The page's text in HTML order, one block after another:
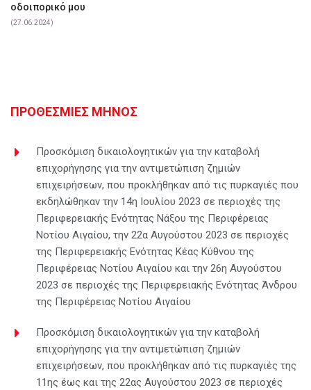
οδοιπορικό μου
(27.06.2024)
ΠΡΟΘΕΣΜΙΕΣ ΜΗΝΟΣ
Προσκόμιση δικαιολογητικών για την καταβολή
επιχορήγησης για την αντιμετώπιση ζημιών
επιχειρήσεων, που προκλήθηκαν από τις πυρκαγιές που
εκδηλώθηκαν την 14η Ιουλίου 2023 σε περιοχές της
Περιφερειακής Ενότητας Νάξου της Περιφέρειας
Νοτίου Αιγαίου, την 22α Αυγούστου 2023 σε περιοχές
της Περιφερειακής Ενότητας Κέας Κύθνου της
Περιφέρειας Νοτίου Αιγαίου και την 26η Αυγούστου
2023 σε περιοχές της Περιφερειακής Ενότητας Άνδρου
της Περιφέρειας Νοτίου Αιγαίου
Προσκόμιση δικαιολογητικών για την καταβολή
επιχορήγησης για την αντιμετώπιση ζημιών
επιχειρήσεων, που προκλήθηκαν από τις πυρκαγιές της
11ης έως και της 22ας Αυγούστου 2023 σε περιοχές